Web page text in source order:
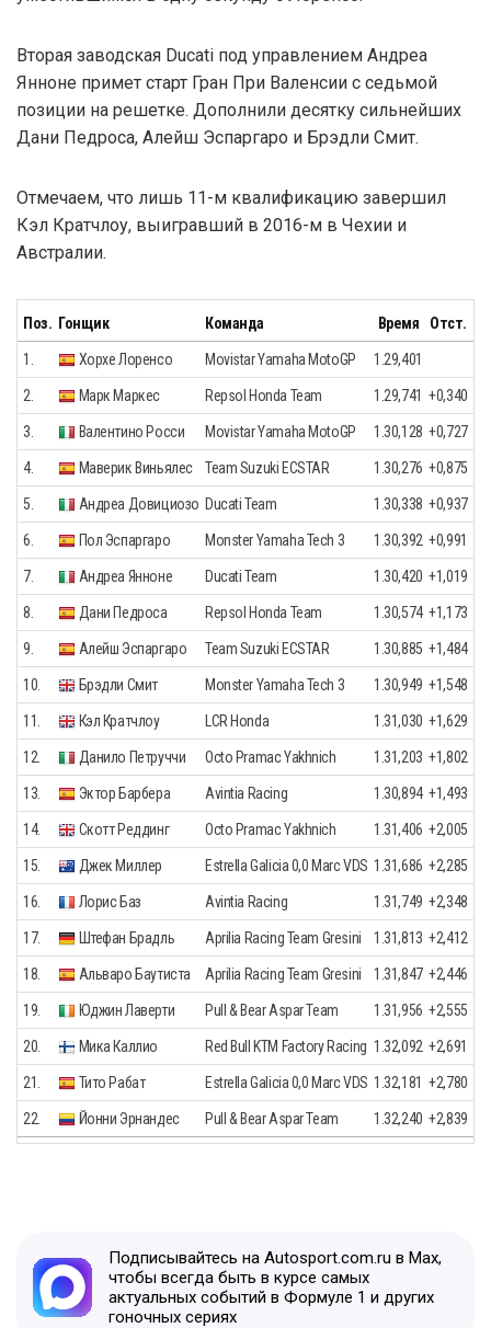
Вторая заводская Ducati под управлением Андреа
Янноне примет старт Гран При Валенсии с седьмой
позиции на решетке. Дополнили десятку сильнейших
Дани Педроса, Алейш Эспаргаро и Брэдли Смит.
Отмечаем, что лишь 11-м квалификацию завершил
Кэл Кратчлоу, выигравший в 2016-м в Чехии и
Австралии.
Поз. Гонщик Команда Время Отст.
1. Хорхе Лоренсо Movistar Yamaha MotoGP 1.29,401
2. Марк Маркес Repsol Honda Team 1.29,741 +0,340
3. Валентино Росси Movistar Yamaha MotoGP 1.30,128 +0,727
4. Маверик Виньялес Team Suzuki ECSTAR 1.30,276 +0,875
5. Андреа Довициозо Ducati Team 1.30,338 +0,937
6. Пол Эспаргаро Monster Yamaha Tech 3 1.30,392 +0,991
7. Андреа Янноне Ducati Team 1.30,420 +1,019
8. Дани Педроса Repsol Honda Team 1.30,574 +1,173
9. Алейш Эспаргаро Team Suzuki ECSTAR 1.30,885 +1,484
10. Брэдли Смит Monster Yamaha Tech 3 1.30,949 +1,548
11. Кэл Кратчлоу LCR Honda 1.31,030 +1,629
12. Данило Петруччи Octo Pramac Yakhnich 1.31,203 +1,802
13. Эктор Барбера Avintia Racing 1.30,894 +1,493
14. Скотт Реддинг Octo Pramac Yakhnich 1.31,406 +2,005
15. Джек Миллер Estrella Galicia 0,0 Marc VDS 1.31,686 +2,285
16. Лорис Баз Avintia Racing 1.31,749 +2,348
17. Штефан Брадль Aprilia Racing Team Gresini 1.31,813 +2,412
18. Альваро Баутиста Aprilia Racing Team Gresini 1.31,847 +2,446
19. Юджин Лаверти Pull & Bear Aspar Team 1.31,956 +2,555
20. Мика Каллио Red Bull KTM Factory Racing 1.32,092 +2,691
21. Тито Рабат Estrella Galicia 0,0 Marc VDS 1.32,181 +2,780
22. Йонни Эрнандес Pull & Bear Aspar Team 1.32,240 +2,839
Подписывайтесь на Autosport.com.ru в Max,
чтобы всегда быть в курсе самых
актуальных событий в Формуле 1 и других
гоночных сериях